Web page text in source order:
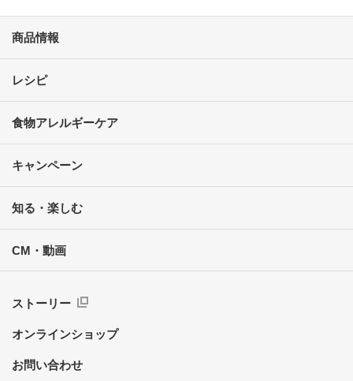
商品情報
レシピ
食物アレルギーケア
キャンペーン
知る・楽しむ
CM・動画
ストーリー
オンラインショップ
お問い合わせ